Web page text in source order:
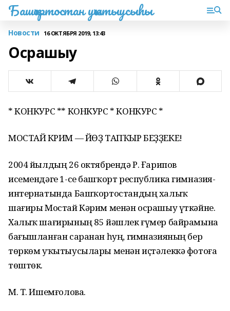
Башҡортостан уҡытыусыһы
Новости 16 ОКТЯБРЯ 2019, 13:43
Осрашыу
* КОНКУРС ** КОНКУРС * КОНКУРС *
МОСТАЙ КӘРИМ — ЙӨҘ ТАПҠЫР БЕҘҘЕКЕ!
2004 йылдың 26 октябрендә Р. Ғарипов
исемендәге 1-се башҡорт республика гимназия-
интернатында Башҡортостандың халыҡ
шағиры Мостай Кәрим менән осрашыу үткәйне.
Халыҡ шағирының 85 йәшлек ғүмер байрамына
бағышланған саранан һуң, гимназияның бер
төркөм уҡытыусылары менән иҫтәлеккә фотоға
төштөк.
М. Т. Ишемғолова.